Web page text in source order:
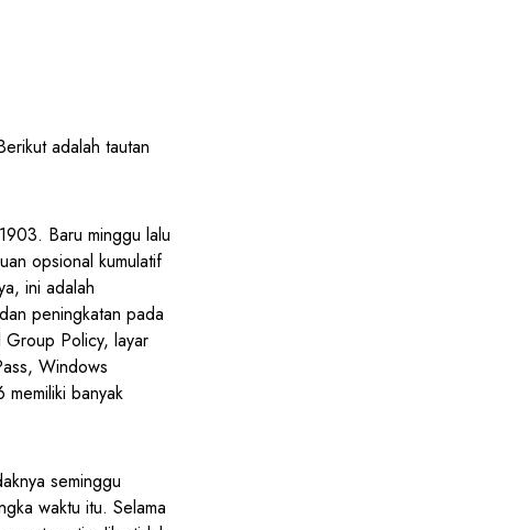
adalah tautan
Baru minggu lalu
opsional kumulatif
ini adalah
peningkatan pada
Group Policy, layar
Windows
banyak
seminggu
waktu itu. Selama